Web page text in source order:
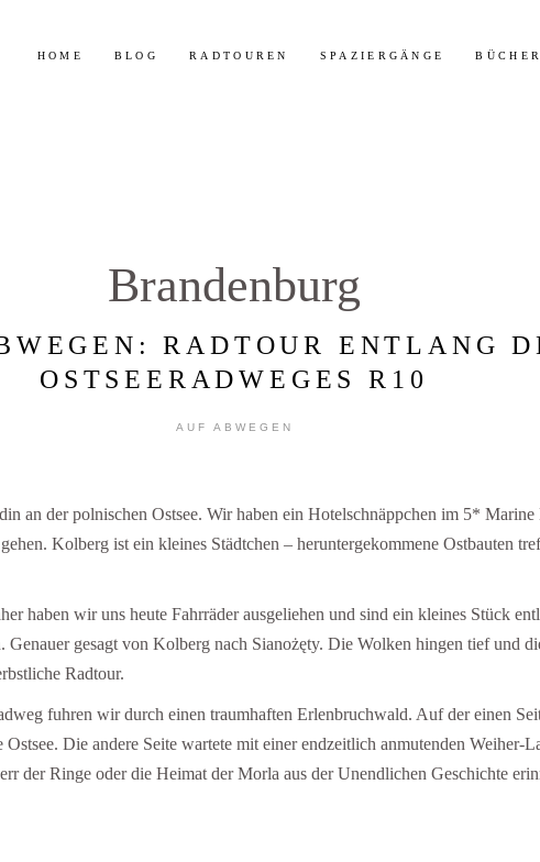
HOME BLOG RADTOUREN SPAZIERGÄNGE BÜCHER
Brandenburg
RADTOUR ENTLANG
OSTSEERADWEGES R10
AUF ABWEGEN
an der polnischen Ostsee. Wir haben ein Hotelschnäppchen im 5*
Kolberg ist ein kleines Städtchen – heruntergekommene Ostbauten
haben wir uns heute Fahrräder ausgeliehen und sind ein kleines Stück
Genauer gesagt von Kolberg nach Sianożęty. Die Wolken hingen tief und
Radtour.
fuhren wir durch einen traumhaften Erlenbruchwald. Auf der einen
Die andere Seite wartete mit einer endzeitlich anmutenden Weiher-
der Ringe oder die Heimat der Morla aus der Unendlichen Geschichte